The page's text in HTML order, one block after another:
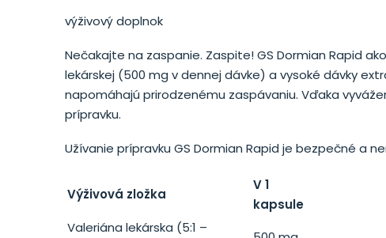
výživový doplnok
Nečakajte na zaspanie. Zaspite! GS Dormian Rapid
lekárskej (500 mg v dennej dávke) a vysoké dávky
napomáhajú prirodzenému zaspávaniu. Vďaka
prípravku.
Užívanie prípravku GS Dormian Rapid je bezpečné a
Výživová zložka
V 1
kapsule
Valeriána lekárska (5:1 –